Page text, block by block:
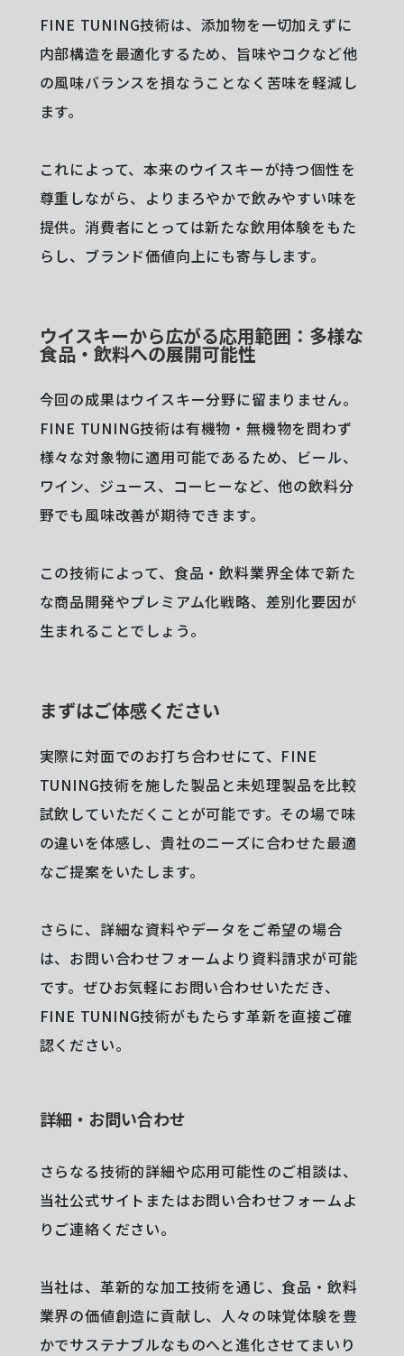
FINE TUNING技術は、添加物を一切加えずに
内部構造を最適化するため、旨味やコクなど他
の風味バランスを損なうことなく苦味を軽減し
ます。
これによって、本来のウイスキーが持つ個性を
尊重しながら、よりまろやかで飲みやすい味を
提供。消費者にとっては新たな飲用体験をもた
らし、ブランド価値向上にも寄与します。
ウイスキーから広がる応用範囲：多様な
食品・飲料への展開可能性
今回の成果はウイスキー分野に留まりません。
FINE TUNING技術は有機物・無機物を問わず
様々な対象物に適用可能であるため、ビール、
ワイン、ジュース、コーヒーなど、他の飲料分
野でも風味改善が期待できます。
この技術によって、食品・飲料業界全体で新た
な商品開発やプレミアム化戦略、差別化要因が
生まれることでしょう。
まずはご体感ください
実際に対面でのお打ち合わせにて、FINE
TUNING技術を施した製品と未処理製品を比較
試飲していただくことが可能です。その場で味
の違いを体感し、貴社のニーズに合わせた最適
なご提案をいたします。
さらに、詳細な資料やデータをご希望の場合
は、お問い合わせフォームより資料請求が可能
です。ぜひお気軽にお問い合わせいただき、
FINE TUNING技術がもたらす革新を直接ご確
認ください。
詳細・お問い合わせ
さらなる技術的詳細や応用可能性のご相談は、
当社公式サイトまたはお問い合わせフォームよ
りご連絡ください。
当社は、革新的な加工技術を通じ、食品・飲料
業界の価値創造に貢献し、人々の味覚体験を豊
かでサステナブルなものへと進化させてまいり